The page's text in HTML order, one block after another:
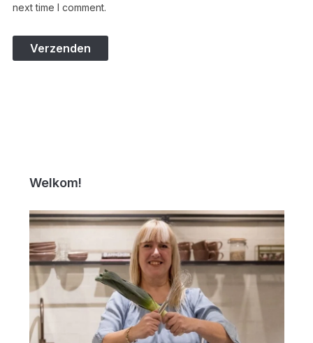
next time I comment.
Welkom!